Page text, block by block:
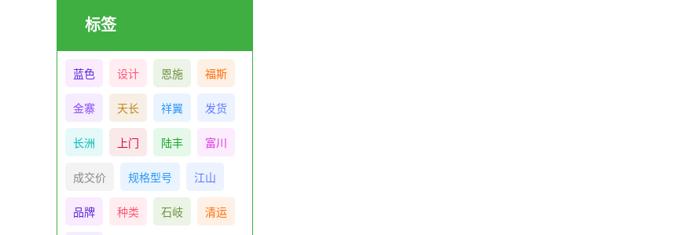
标签
蓝色 设计 恩施 福斯
金寨 天长 祥翼 发货
长洲 上门 陆丰 富川
成交价 规格型号 江山
品牌 种类 石岐 清运